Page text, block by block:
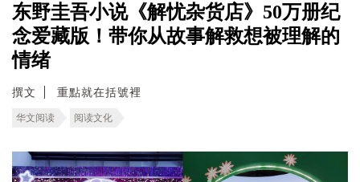
东野圭吾小说《解忧杂货店》50万册纪
念爱藏版！带你从故事解救想被理解的
情绪
撰文 重點就在括號裡
华文阅读 阅读文化